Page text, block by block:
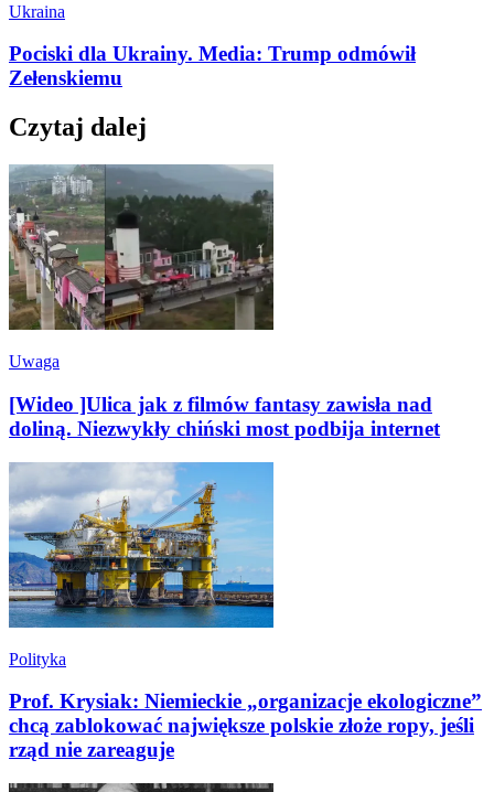
Ukraina
Pociski dla Ukrainy. Media: Trump odmówił
Zełenskiemu
Czytaj dalej
Uwaga
[Wideo ]Ulica jak z filmów fantasy zawisła nad
doliną. Niezwykły chiński most podbija internet
Polityka
Prof. Krysiak: Niemieckie „organizacje ekologiczne”
chcą zablokować największe polskie złoże ropy, jeśli
rząd nie zareaguje